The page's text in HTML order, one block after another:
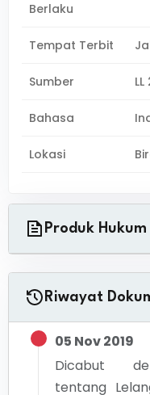
Berlaku
Tempat Terbit
Sumber
Bahasa
Lokasi
Produk
Riwayat
05 Nov 2019
Dicabut
tentang